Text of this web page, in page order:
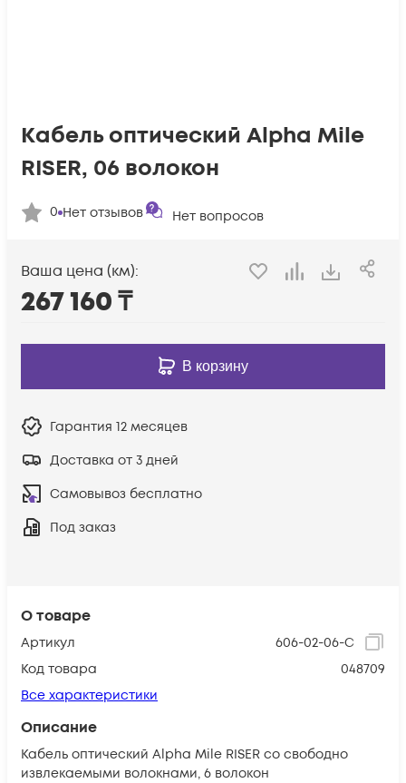
О товаре
Артикул
606-02-06-C
Код товара
048709
Все характеристики
Описание
Кабель оптический Alpha Mile RISER со свободно
извлекаемыми волокнами, 6 волокон
Кабель оптический Alpha Mile
RISER, 06 волокон
0 Нет отзывов Нет вопросов
Ваша цена (км):
267 160₸
В корзину
Гарантия 12 месяцев
Доставка от 3 дней
Самовывоз бесплатно
Под заказ